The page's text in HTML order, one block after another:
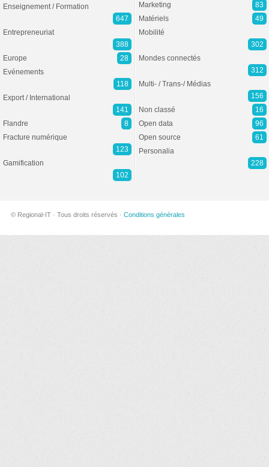
Enseignement / Formation
647
Entrepreneuriat
388
Europe
28
Evénements
118
Export / International
141
Flandre
8
Fracture numérique
123
Gamification
102
Marketing
83
Matériels
49
Mobilité
302
Mondes connectés
312
Multi- / Trans-/ Médias
156
Non classé
16
Open data
96
Open source
61
Personalia
228
© Regional-IT · Tous droits réservés · Conditions générales